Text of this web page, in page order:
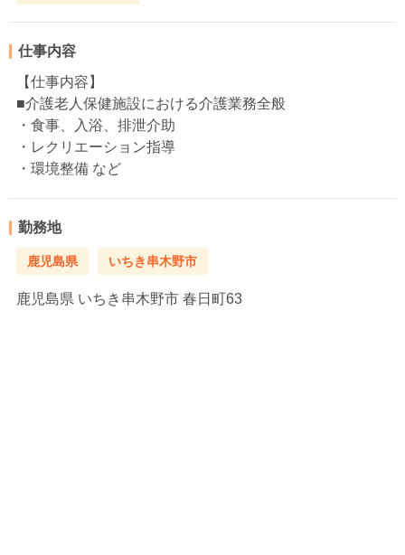
仕事内容
【仕事内容】
■介護老人保健施設における介護業務全般
・食事、入浴、排泄介助
・レクリエーション指導
・環境整備 など
勤務地
鹿児島県 いちき串木野市
鹿児島県 いちき串木野市 春日町63